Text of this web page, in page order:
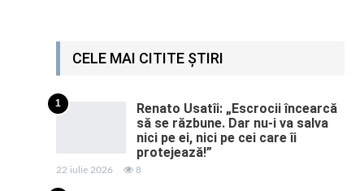
CELE MAI CITITE ȘTIRI
1
Renato Usatîi: „Escrocii încearcă
să se răzbune. Dar nu-i va salva
nici pe ei, nici pe cei care îi
protejează!”
22 iulie 2026 8